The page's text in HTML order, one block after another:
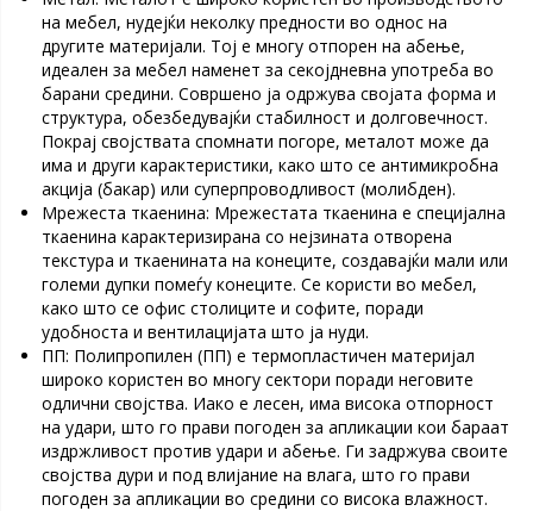
на мебел, нудејќи неколку предности во однос на
другите материјали. Тој е многу отпорен на абење,
идеален за мебел наменет за секојдневна употреба во
барани средини. Совршено ја одржува својата форма и
структура, обезбедувајќи стабилност и долговечност.
Покрај својствата спомнати погоре, металот може да
има и други карактеристики, како што се антимикробна
акција (бакар) или суперпроводливост (молибден).
Мрежеста ткаенина: Мрежестата ткаенина е специјална
ткаенина карактеризирана со нејзината отворена
текстура и ткаенината на конеците, создавајќи мали или
големи дупки помеѓу конеците. Се користи во мебел,
како што се офис столиците и софите, поради
удобноста и вентилацијата што ја нуди.
ПП: Полипропилен (ПП) е термопластичен материјал
широко користен во многу сектори поради неговите
одлични својства. Иако е лесен, има висока отпорност
на удари, што го прави погоден за апликации кои бараат
издржливост против удари и абење. Ги задржува своите
својства дури и под влијание на влага, што го прави
погоден за апликации во средини со висока влажност.